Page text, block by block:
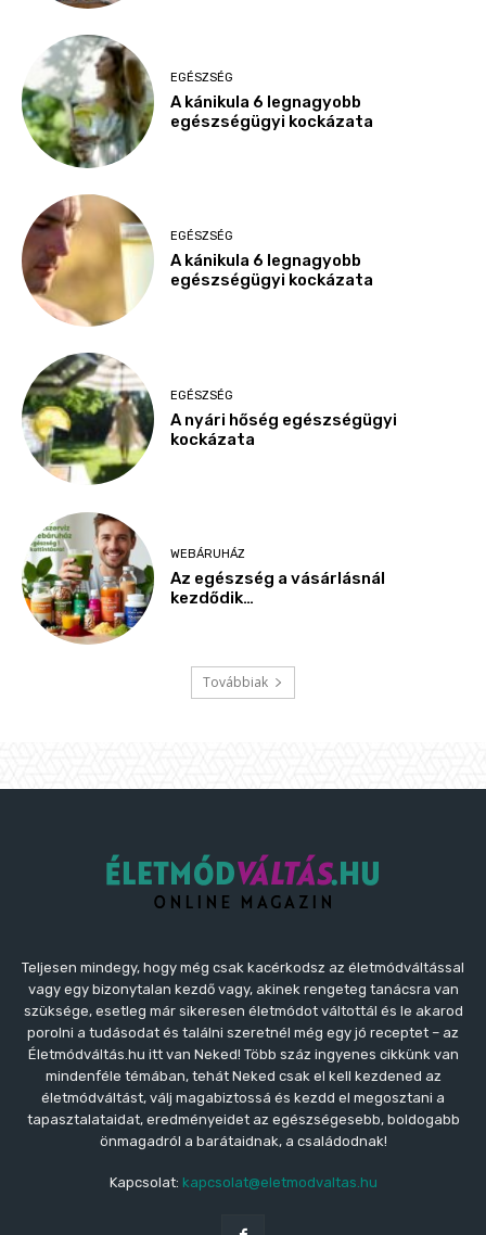
Teljesen mindegy, hogy még csak kacérkodsz az életmódváltással
vagy egy bizonytalan kezdő vagy, akinek rengeteg tanácsra van
szüksége, esetleg már sikeresen életmódot váltottál és le akarod
porolni a tudásodat és találni szeretnél még egy jó receptet – az
Életmódváltás.hu itt van Neked! Több száz ingyenes cikkünk van
mindenféle témában, tehát Neked csak el kell kezdened az
életmódváltást, válj magabiztossá és kezdd el megosztani a
tapasztalataidat, eredményeidet az egészségesebb, boldogabb
önmagadról a barátaidnak, a családodnak!
Kapcsolat: kapcsolat@eletmodvaltas.hu